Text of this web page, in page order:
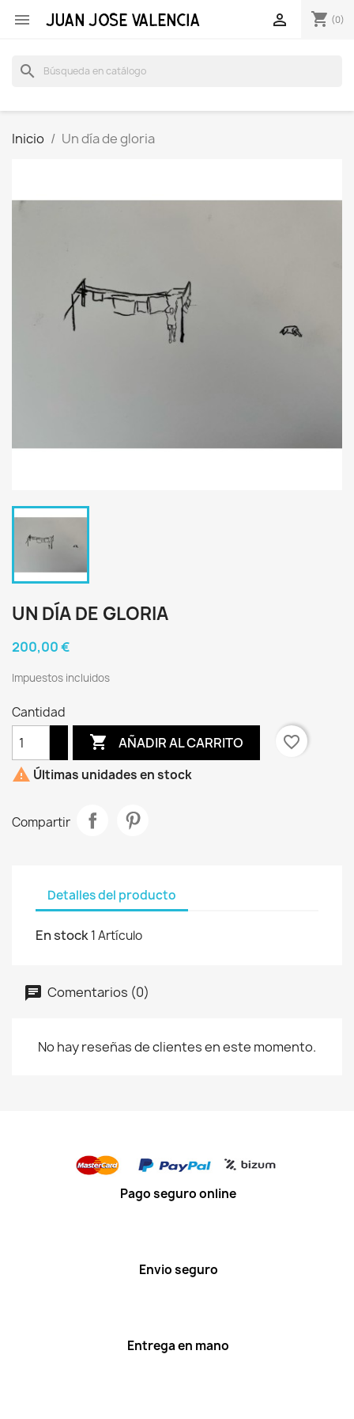
 shopping_cart (0)

search
Inicio Un día de gloria
UN DÍA DE GLORIA
200,00 €
Impuestos incluidos
Cantidad
 AÑADIR AL CARRITO
favorite_border
 Últimas unidades en stock
Compartir
Detalles del producto
En stock1 Artículo
Comentarios (0)
No hay reseñas de clientes en este momento.
Pago seguro online
Envio seguro
Entrega en mano